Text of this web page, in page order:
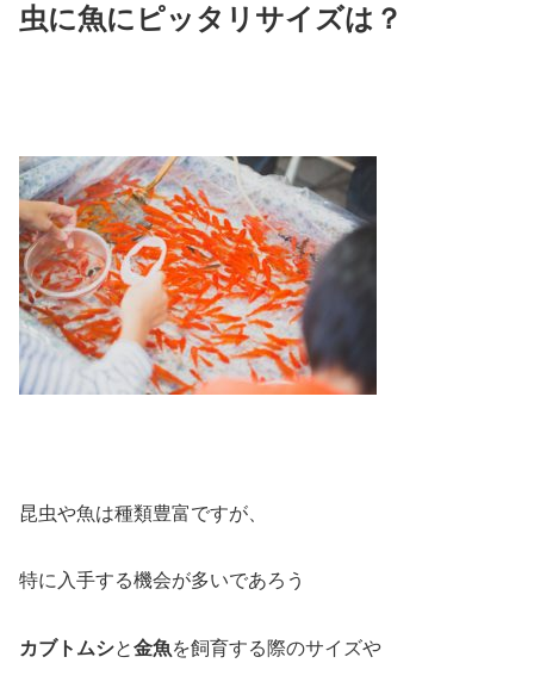
虫に魚にピッタリサイズは？
昆虫や魚は種類豊富ですが、
特に入手する機会が多いであろう
カブトムシと金魚を飼育する際のサイズや